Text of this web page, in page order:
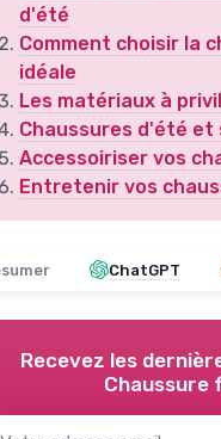
d'été
Comment choisir la
idéale
Les matériaux à
Chaussures d'été et
Accessoiriser vos
Entretenir vos
ChatGPT
Recevez les
Chaussure